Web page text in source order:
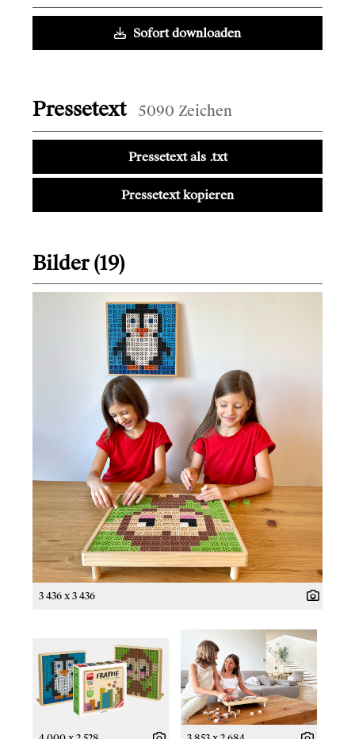
Sofort downloaden
Pressetext 5090 Zeichen
Pressetext als .txt
Pressetext kopieren
Bilder (19)
3 436 x 3 436